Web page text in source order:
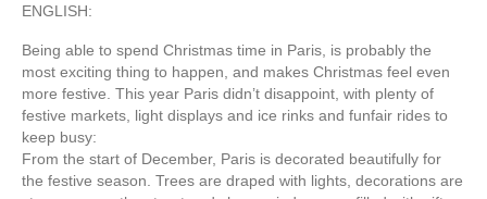
ENGLISH:
Being able to spend Christmas time in Paris, is probably the
most exciting thing to happen, and makes Christmas feel even
more festive. This year Paris didn’t disappoint, with plenty of
festive markets, light displays and ice rinks and funfair rides to
keep busy:
From the start of December, Paris is decorated beautifully for
the festive season. Trees are draped with lights, decorations are